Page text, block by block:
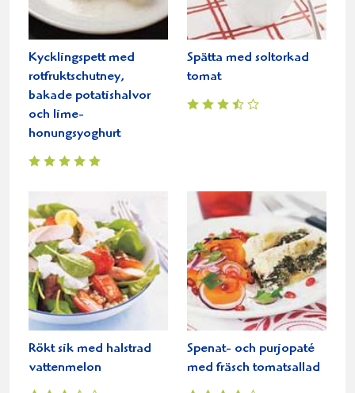
Kycklingspett med
rotfruktschutney,
bakade potatishalvor
och lime-
honungsyoghurt
Spätta med soltorkad
tomat
Rökt sik med halstrad
vattenmelon
Spenat- och purjopaté
med fräsch tomatsallad